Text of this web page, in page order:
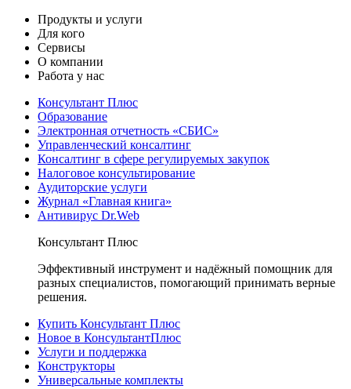
Продукты и услуги
Для кого
Сервисы
О компании
Работа у нас
Консультант Плюс
Образование
Электронная отчетность «СБИС»
Управленческий консалтинг
Консалтинг в сфере регулируемых закупок
Налоговое консультирование
Аудиторские услуги
Журнал «Главная книга»
Антивирус Dr.Web
Консультант Плюс
Эффективный инструмент и надёжный помощник для
разных специалистов, помогающий принимать верные
решения.
Купить Консультант Плюс
Новое в КонсультантПлюс
Услуги и поддержка
Конструкторы
Универсальные комплекты